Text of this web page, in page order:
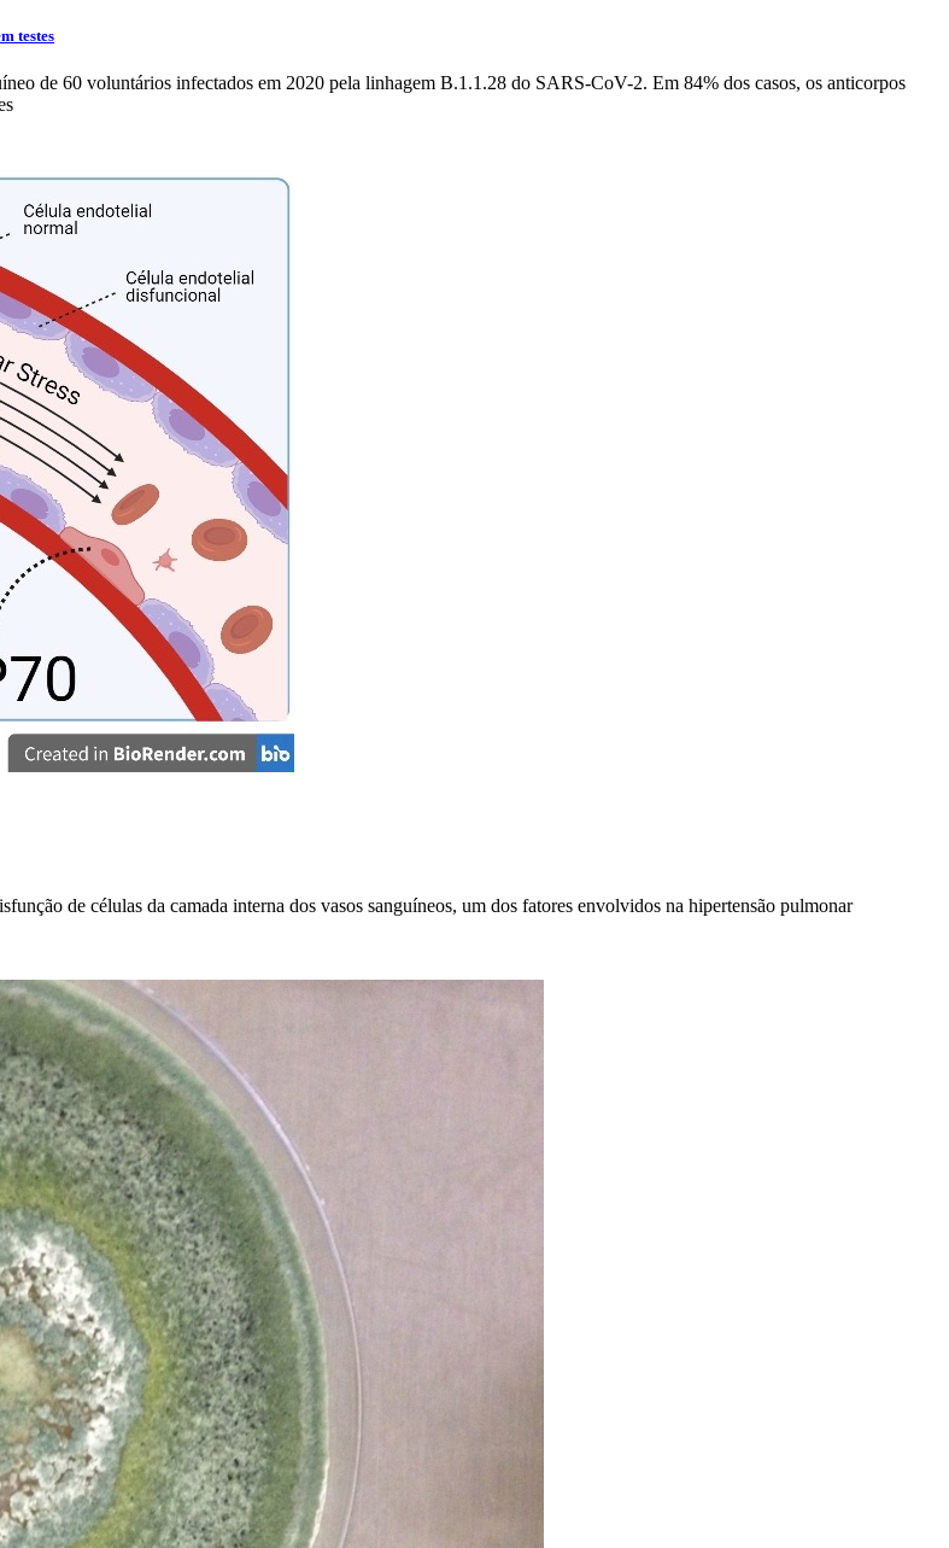
testes
de 60 voluntários infectados em 2020 pela linhagem B.1.1.28 do SARS-CoV-2. Em 84% dos casos, os anticorpos
de células da camada interna dos vasos sanguíneos, um dos fatores envolvidos na hipertensão pulmonar